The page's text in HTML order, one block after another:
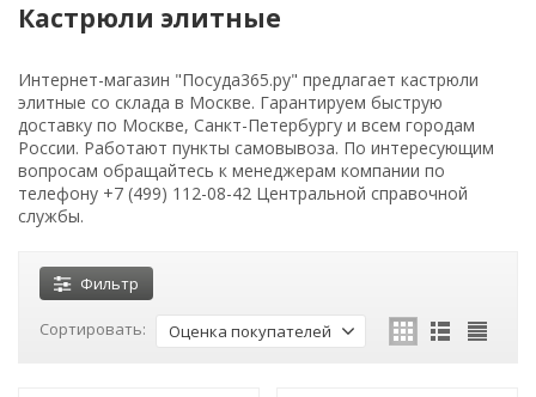
Кастрюли элитные
Интернет-магазин "Посуда365.ру" предлагает кастрюли
элитные со склада в Москве. Гарантируем быструю
доставку по Москве, Санкт-Петербургу и всем городам
России. Работают пункты самовывоза. По интересующим
вопросам обращайтесь к менеджерам компании по
телефону +7 (499) 112-08-42 Центральной справочной
службы.
Фильтр
Сортировать: Оценка покупателей